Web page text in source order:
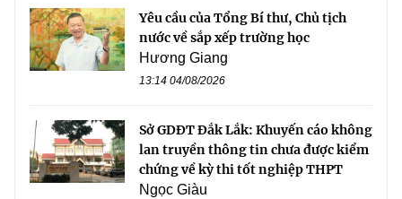
Yêu cầu của Tổng Bí thư, Chủ tịch
nước về sắp xếp trường học
Hương Giang
13:14 04/08/2026
Sở GDĐT Đắk Lắk: Khuyến cáo không
lan truyền thông tin chưa được kiểm
chứng về kỳ thi tốt nghiệp THPT
Ngọc Giàu